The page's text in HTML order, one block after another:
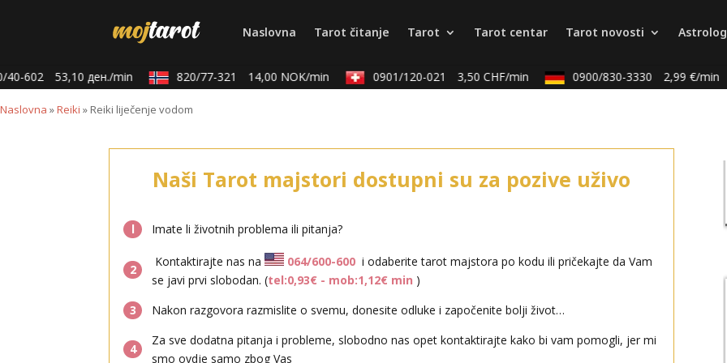
Naslovna Tarot čitanje Tarot Tarot centar Tarot novosti
602 53,10 ден./min 820/77-321 14,00 NOK/min 0901/120-021 3,50 CHF/min 0900/830-3330 2,99 €/min
Naslovna »Reiki » Reiki liječenje vodom
Naši Tarot majstori dostupni su za pozive uživo
l Imate li životnih problema ili pitanja?
2
Kontaktirajte nas na 064/600-600 i odaberite tarot majstora po kodu ili pričekajte da Vam
se javi prvi slobodan. (tel:0,93€ - mob:1,12€ min )
3
Nakon razgovora razmislite o svemu, donesite odluke i započenite bolji život…
4
Za sve dodatna pitanja i probleme, slobodno nas opet kontaktirajte kako bi vam pomogli, jer mi
smo ovdje samo zbog Vas